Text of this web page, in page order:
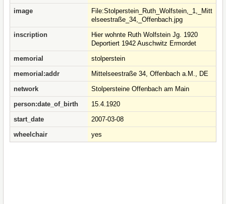
image
File:Stolperstein_Ruth_Wolfstein,_1,_Mitt
elseestraße_34,_Offenbach.jpg
inscription
Hier wohnte Ruth Wolfstein Jg. 1920
Deportiert 1942 Auschwitz Ermordet
memorial
stolperstein
memorial:addr
Mittelseestraße 34, Offenbach a.M., DE
network
Stolpersteine Offenbach am Main
person:date_of_birth
15.4.1920
start_date
2007-03-08
wheelchair
yes